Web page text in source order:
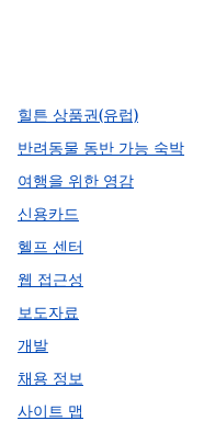
힐튼 상품권(유럽)
반려동물 동반 가능 숙박
여행을 위한 영감
신용카드
헬프 센터
웹 접근성
보도자료
개발
채용 정보
사이트 맵